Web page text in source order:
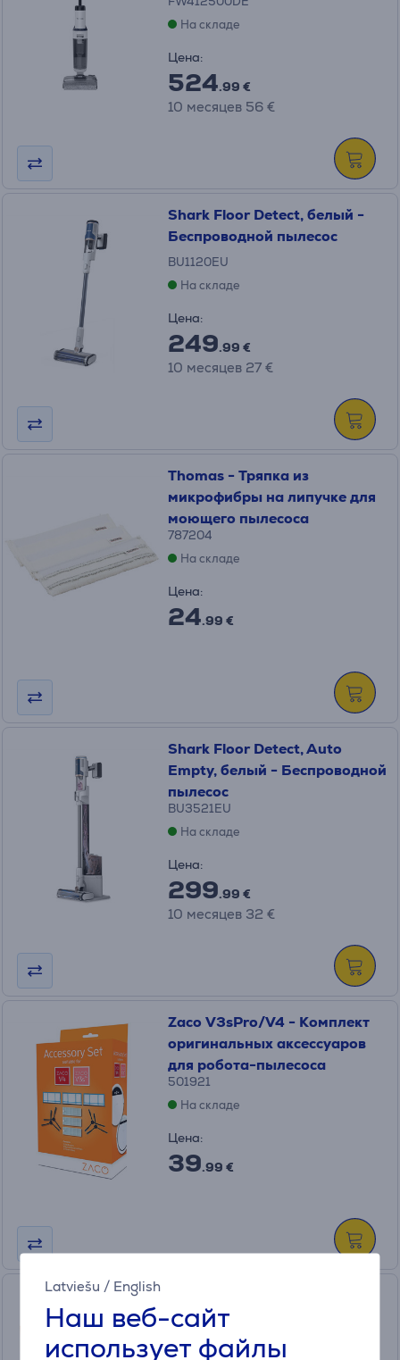
Latviešu / English
Наш веб-сайт
использует файлы
На складе
Цена:
524.99 €
10 месяцев 56 €
Shark Floor Detect, белый -
Беспроводной пылесос
BU1120EU
На складе
Цена:
249.99 €
10 месяцев 27 €
Thomas - Тряпка из
микрофибры на липучке для
моющего пылесоса
787204
На складе
Цена:
24.99 €
Shark Floor Detect, Auto
Empty, белый - Беспроводной
пылесос
BU3521EU
На складе
Цена:
299.99 €
10 месяцев 32 €
Zaco V3sPro/V4 - Комплект
оригинальных аксессуаров
для робота-пылесоса
501921
На складе
Цена:
39.99 €
Виртуальная стена для
робота-пылесоса
501930